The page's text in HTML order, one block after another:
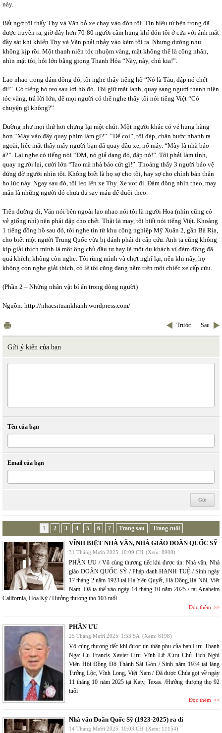
này.
Bất ngờ tôi thấy Thy và Văn bỏ xe chạy vào đón tôi. Tín hiệu từ bên trong đã
được truyền ra, giờ đây hơn 70-80 người cầm hung khí đón tôi ở cửa với ánh mắt
đầy sát khí khiến Thy và Văn phải nhảy vào kèm tôi ra. Nhưng dường như
không kịp rồi. Một thanh niên tóc nhuộm vàng, mặt không thể là công nhân,
nhìn mặt tôi, hỏi lớn bằng giọng Thanh Hóa “Này, này, chú kia!”.
Lao nhao trong đám đông đó, tôi nghe thấy tiếng hô “Nó là Tàu, đập nó chết
đi!”. Có tiếng hò reo sau lời hô đó. Tôi giữ mặt lạnh, quay sang người thanh niên
tóc vàng, trả lời lớn, để mọi người có thể nghe thấy tôi nói tiếng Việt “Có
chuyện gì không?”
Dường như mọi thứ hơi chựng lại một chút. Một người khác có vẻ hung hăng
hơn “Mày vào đây quay phim làm gì?”. “Để coi”, tôi đáp, chân bước nhanh ra
ngoài, liếc mắt thấy mấy người bạn đã quay đầu xe, nổ máy. “Mày là nhà báo
à?”. Lại nghe có tiếng nói “ĐM, nó giả dạng đó, đập nó!”. Tôi phải làm tỉnh,
quay người lại, cười lớn “Tao mà nhà báo cứt gì!”. Thoáng thấy 3 người bảo vệ
đứng đờ người nhìn tôi. Không biết là họ sợ cho tôi, hay sợ cho chính bản thân
họ lúc này. Ngay sau đó, tôi leo lên xe Thy. Xe vọt đi. Đám đông nhìn theo, may
mắn là những người đó chưa đủ say máu để đuổi theo.
Trên đường đi, Văn nói bên ngoài lao nhao nói tôi là người Hoa (nhìn cũng có
vẻ giống nhỉ) nên phải đập cho chết. Thật là may, tôi biết nói tiếng Việt. Khoảng
1 tiếng đồng hồ sau đó, tôi nghe tin từ khu công nghiệp Mỹ Xuân 2, gần Bà Rịa,
cho biết một người Trung Quốc vừa bị đánh phải đi cấp cứu. Anh ta cũng không
kịp giải thích mình là một ông chủ đầu tư hay là một du khách vì đám đông đã
quá khích, không còn nghe. Tôi rùng mình và chợt nghĩ lại, nếu khi nãy, họ
không còn nghe giải thích, có lẽ tôi cũng đang nằm trên một chiếc xe cấp cứu.
(Phần 2 – Những nhân vật bí ẩn trong dòng người)
Nguồn: http://nhacsituankhanh.wordpress.com/
Trước Sau
Gửi ý kiến của bạn
Tên của bạn
Email của bạn
1 2 3 4 5 6 7 Trang sau Trang cuối
VĨNH BIỆT NHÀ VĂN, NHÀ GIÁO DOÃN QUỐC SỸ
31 Tháng Mười 2025 10:09 CH (Xem: 8900)
PHÂN ƯU / Vô cùng thương tiếc khi được tin: Nhà văn, Nhà
giáo DOÃN QUỐC SỸ / Pháp danh HẠNH TUỆ / Sinh ngày
17 tháng 2 năm 1923 tại Hạ Yên Quyết, Hà Đông,Hà Nội, Việt
Nam. Đã tạ thế vào ngày 14 tháng 10 năm 2025 / tại Anaheim
California, Hoa Kỳ / Hưởng thượng thọ 103 tuổi
Đọc thêm
PHÂN ƯU
25 Tháng Mười 2025 1:53 SA (Xem: 8198)
Vô cùng thương tiếc khi được tin thân phụ của bạn Lưu Thanh
Nga: Cụ Francis Xavier Lưu Vĩnh Lữ /Cựu Chủ Tịch Nghị
Viên Hội Đồng Đô Thành Sài Gòn / Sinh năm 1934 tại làng
Tưởng Lộc, Vĩnh Long, Việt Nam / Đã được Chúa gọi về ngày
11 tháng 10 năm 2025 tại Katy, Texas. /Hưởng thượng thọ 92
tuổi
Đọc thêm
Nhà văn Doãn Quốc Sỹ (1923-2025) ra đi
14 Tháng Mười 2025 10:03 CH (Xem: 11154)